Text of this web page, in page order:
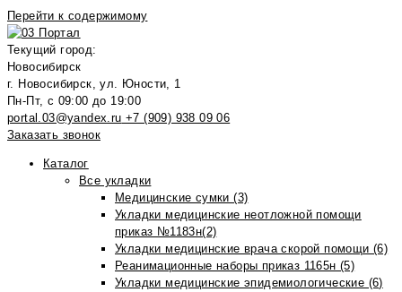
Перейти к содержимому
Текущий город:
Новосибирск
г. Новосибирск, ул. Юности, 1
Пн-Пт, с 09:00 до 19:00
portal.03@yandex.ru +7 (909) 938 09 06
Заказать звонок
Каталог
Все укладки
Медицинские сумки (3)
Укладки медицинские неотложной помощи
приказ №1183н(2)
Укладки медицинские врача скорой помощи (6)
Реанимационные наборы приказ 1165н (5)
Укладки медицинские эпидемиологические (6)